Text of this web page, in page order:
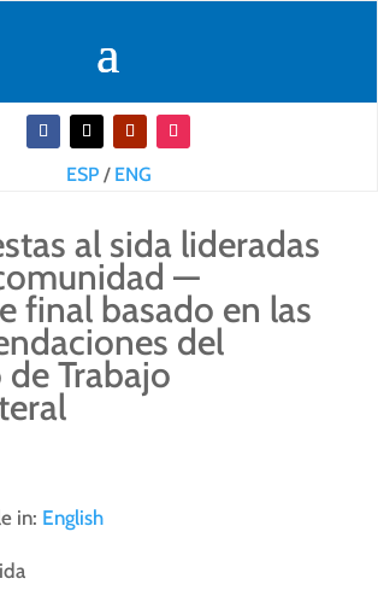
ESP/ ENG
al sida lideradas
—
final basado en las
del
Trabajo
in: English